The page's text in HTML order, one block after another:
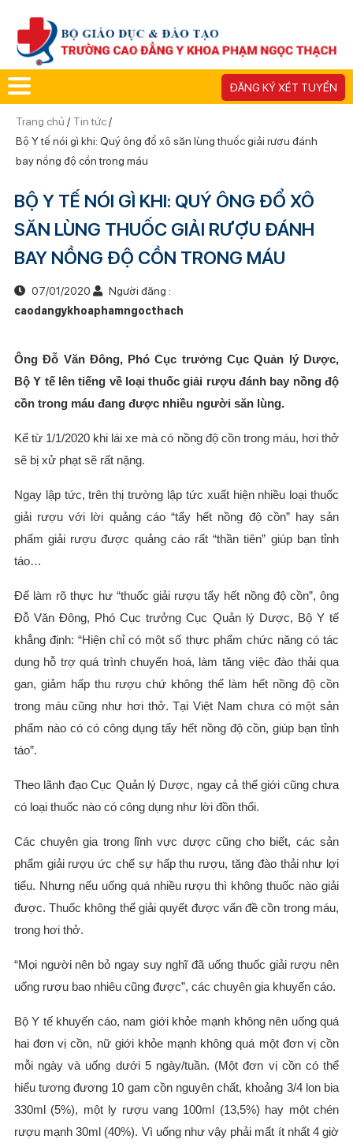
ĐĂNG KÝ XÉT TUYỂN
Trang chủ / Tin tức/
Bộ Y tế nói gì khi: Quý ông đổ xô săn lùng thuốc giải rượu đánh
bay nồng độ cồn trong máu
BỘ Y TẾ NÓI GÌ KHI: QUÝ ÔNG ĐỔ XÔ
SĂN LÙNG THUỐC GIẢI RƯỢU ĐÁNH
BAY NỒNG ĐỘ CỒN TRONG MÁU
07/01/2020
Người đăng :
caodangykhoaphamngocthach
Ông Đỗ Văn Đông, Phó Cục trưởng Cục Quản lý Dược,
Bộ Y tế lên tiếng về loại thuốc giải rượu đánh bay nồng độ
cồn trong máu đang được nhiều người săn lùng.
Kể từ 1/1/2020 khi lái xe mà có nồng độ cồn trong máu, hơi thở
sẽ bị xử phạt sẽ rất nặng.
Ngay lập tức, trên thị trường lập tức xuất hiện nhiều loại thuốc
giải rượu với lời quảng cáo “tẩy hết nồng độ cồn” hay sản
phẩm giải rượu được quảng cáo rất “thần tiên” giúp bạn tỉnh
táo…
Để làm rõ thực hư “thuốc giải rượu tẩy hết nồng độ cồn”, ông
Đỗ Văn Đông, Phó Cục trưởng Cục Quản lý Dược, Bộ Y tế
khẳng định: “Hiện chỉ có một số thực phẩm chức năng có tác
dụng hỗ trợ quá trình chuyển hoá, làm tăng việc đào thải qua
gan, giảm hấp thu rượu chứ không thể làm hết nồng độ cồn
trong máu cũng như hơi thở. Tại Việt Nam chưa có một sản
phẩm nào có có công dụng tẩy hết nồng độ cồn, giúp bạn tỉnh
táo”.
Theo lãnh đạo Cục Quản lý Dược, ngay cả thế giới cũng chưa
có loại thuốc nào có công dụng như lời đồn thổi.
Các chuyên gia trong lĩnh vực dược cũng cho biết, các sản
phẩm giải rượu ức chế sự hấp thu rượu, tăng đào thải như lợi
tiểu. Nhưng nếu uống quá nhiều rượu thì không thuốc nào giải
được. Thuốc không thể giải quyết được vấn đề cồn trong máu,
trong hơi thở.
“Mọi người nên bỏ ngay suy nghĩ đã uống thuốc giải rượu nên
uống rượu bao nhiêu cũng được”, các chuyên gia khuyến cáo.
Bộ Y tế khuyến cáo, nam giới khỏe mạnh không nên uống quá
hai đơn vị cồn, nữ giới khỏe mạnh không quá một đơn vị cồn
mỗi ngày và uống dưới 5 ngày/tuần. (Một đơn vị cồn có thể
hiểu tương đương 10 gam cồn nguyên chất, khoảng 3/4 lon bia
330ml (5%), một ly rượu vang 100ml (13,5%) hay một chén
rượu mạnh 30ml (40%). Vì uống như vậy phải mất ít nhất 4 giờ